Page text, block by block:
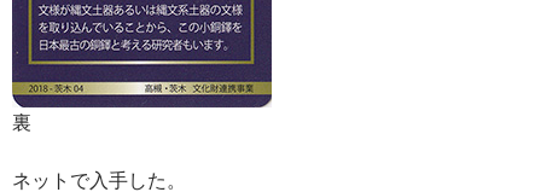
裏
ネットで入手した。